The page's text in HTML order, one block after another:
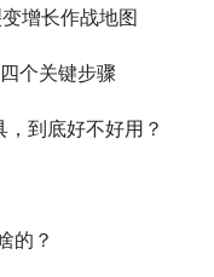
增长作战地图
个关键步骤
到底好不好用？
的？